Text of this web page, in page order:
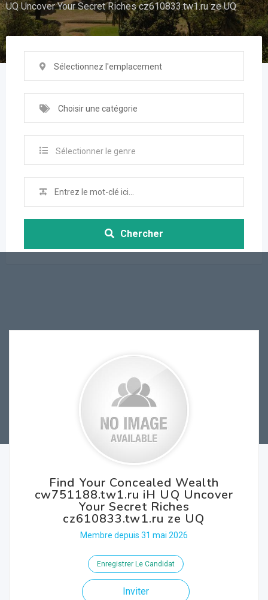
UQ Uncover Your Secret Riches cz610833.tw1.ru ze UQ
Sélectionnez l'emplacement
Choisir une catégorie
Sélectionner le genre
Chercher
Find Your Concealed Wealth
cw751188.tw1.ru iH UQ Uncover
Your Secret Riches
cz610833.tw1.ru ze UQ
Membre depuis 31 mai 2026
Enregistrer Le Candidat
Inviter